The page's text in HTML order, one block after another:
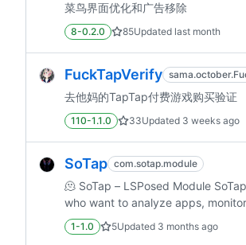
菜鸟界面优化和广告移除
8-0.2.0 85Updated last month
FuckTapVerify
去他妈的TapTap付费游戏购买验证
110-1.1.0 33Updated 3 weeks ago
SoTap com.sotap.module
🫠 SoTap – LSPosed Module
who want to analyze apps,
1-1.0 5Updated 3 months ago